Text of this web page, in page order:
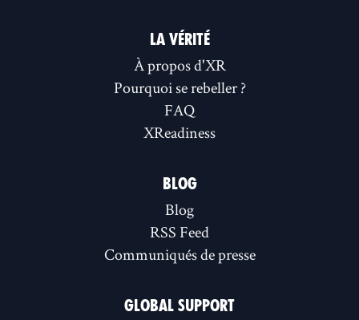
LA VÉRITÉ
À propos d'XR
Pourquoi se rebeller ?
FAQ
XReadiness
BLOG
Blog
RSS Feed
Communiqués de presse
GLOBAL SUPPORT